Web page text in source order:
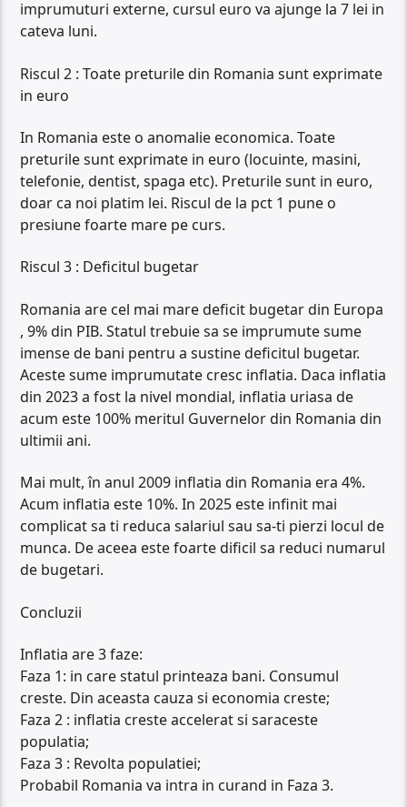
imprumuturi externe, cursul euro va ajunge la 7 lei in
cateva luni.
Riscul 2 : Toate preturile din Romania sunt exprimate
in euro
In Romania este o anomalie economica. Toate
preturile sunt exprimate in euro (locuinte, masini,
telefonie, dentist, spaga etc). Preturile sunt in euro,
doar ca noi platim lei. Riscul de la pct 1 pune o
presiune foarte mare pe curs.
Riscul 3 : Deficitul bugetar
Romania are cel mai mare deficit bugetar din Europa
, 9% din PIB. Statul trebuie sa se imprumute sume
imense de bani pentru a sustine deficitul bugetar.
Aceste sume imprumutate cresc inflatia. Daca inflatia
din 2023 a fost la nivel mondial, inflatia uriasa de
acum este 100% meritul Guvernelor din Romania din
ultimii ani.
Mai mult, în anul 2009 inflatia din Romania era 4%.
Acum inflatia este 10%. In 2025 este infinit mai
complicat sa ti reduca salariul sau sa-ti pierzi locul de
munca. De aceea este foarte dificil sa reduci numarul
de bugetari.
Concluzii
Inflatia are 3 faze:
Faza 1: in care statul printeaza bani. Consumul
creste. Din aceasta cauza si economia creste;
Faza 2 : inflatia creste accelerat si saraceste
populatia;
Faza 3 : Revolta populatiei;
Probabil Romania va intra in curand in Faza 3.